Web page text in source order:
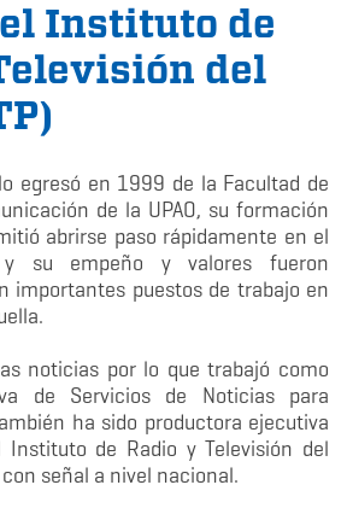
Instituto de
del
egresó en 1999 de la Facultad de
de la UPAO, su formación
abrirse paso rápidamente en el
y su empeño y valores fueron
importantes puestos de trabajo en
noticias por lo que trabajó como
de Servicios de Noticias para
ha sido productora ejecutiva
de Radio y Televisión del
señal a nivel nacional.